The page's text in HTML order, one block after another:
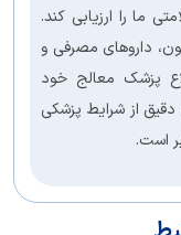
ما را ارزیابی کند.
داروهای مصرفی و
پزشک معالج خود
دقیق از شرایط پزشکی
است.